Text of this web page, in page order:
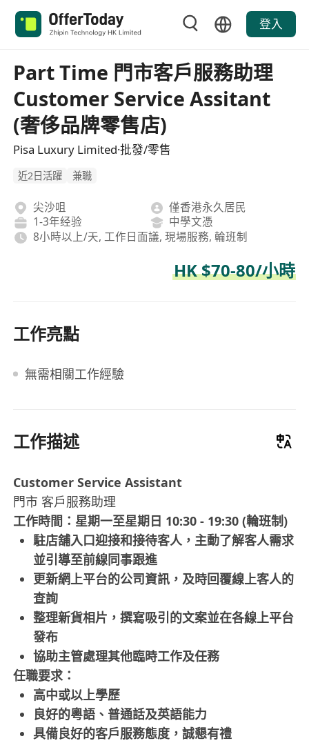
登入
Part Time 門市客戶服務助理
Customer Service Assitant
(奢侈品牌零售店)
Pisa Luxury Limited·批發/零售
近2日活躍 兼職
尖沙咀
僅香港永久居民
1-3年经验
中學文憑
8小時以上/天, 工作日面議, 現場服務, 輪班制
HK $70-80/小時
工作亮點
無需相關工作經驗
工作描述
Customer Service Assistant
門市 客戶服務助理
工作時間：星期一至星期日 10:30 - 19:30 (輪班制)
駐店舖入口迎接和接待客人，主動了解客人需求
並引導至前線同事跟進
更新網上平台的公司資訊，及時回覆線上客人的
查詢
整理新貨相片，撰寫吸引的文案並在各線上平台
發布
協助主管處理其他臨時工作及任務
任職要求：
高中或以上學歷
良好的粵語、普通話及英語能力
具備良好的客戶服務態度，誠懇有禮